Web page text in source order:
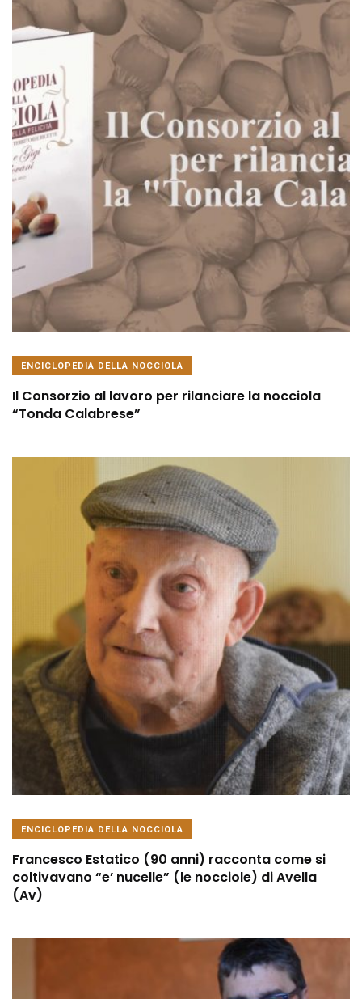
ENCICLOPEDIA DELLA NOCCIOLA
Il Consorzio al lavoro per rilanciare la nocciola
“Tonda Calabrese”
ENCICLOPEDIA DELLA NOCCIOLA
Francesco Estatico (90 anni) racconta come si
coltivavano “e’ nucelle” (le nocciole) di Avella
(Av)